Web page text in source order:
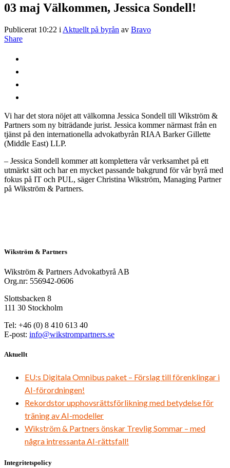
03 maj Välkommen, Jessica Sondell!
Publicerat 10:22 i Aktuellt på byrån av Bravo
Share
Vi har det stora nöjet att välkomna Jessica Sondell till Wikström &
Partners som ny biträdande jurist. Jessica kommer närmast från en
tjänst på den internationella advokatbyrån RIAA Barker Gillette
(Middle East) LLP.
– Jessica Sondell kommer att komplettera vår verksamhet på ett
utmärkt sätt och har en mycket passande bakgrund för vår byrå med
fokus på IT och PUL, säger Christina Wikström, Managing Partner
på Wikström & Partners.
Wikström & Partners
Wikström & Partners Advokatbyrå AB
Org.nr: 556942-0606
Slottsbacken 8
111 30 Stockholm
Tel: +46 (0) 8 410 613 40
E-post: info@wikstrompartners.se
Aktuellt
EU:s Digitala Omnibus paket – Förslag till förenklingar i
AI-förordningen!
Rekordstor upphovsrättsförlikning med betydelse för
träning av AI-modeller
Wikström & Partners önskar Trevlig Sommar – med
några intressanta AI-rättsfall!
Integritetspolicy